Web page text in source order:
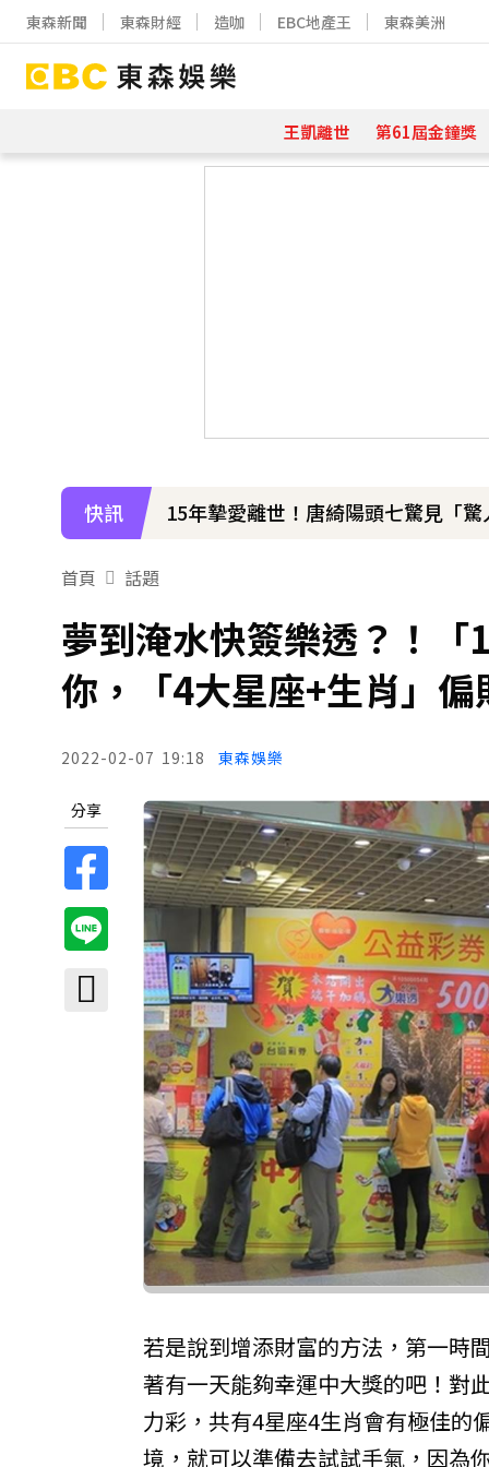
東森新聞 東森財經 造咖 EBC地產王 東森美洲
王凱離世 第61屆金鐘獎
快訊
15年摯愛離世！唐綺陽頭七驚見「
《大熱門》收攤1年！吳宗憲率
首頁 話題
夢到淹水快簽樂透？！
你，「4大星座+生肖」
2022-02-07 19:18 東森娛樂
分享
若是說到增添財富的方法，第一時
著有一天能夠幸運中大獎的吧！對
力彩，共有4星座4生肖會有極佳的
境，就可以準備去試試手氣，因為